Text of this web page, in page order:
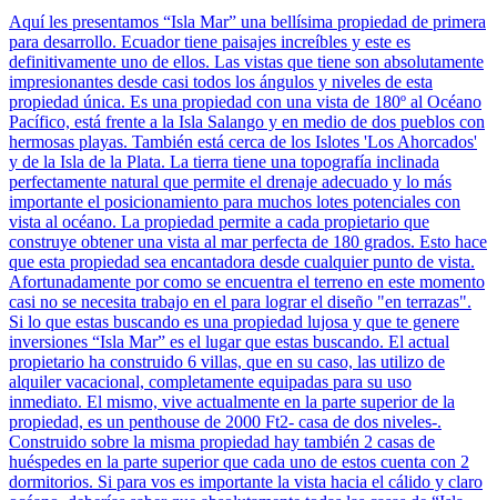
Aquí les presentamos “Isla Mar” una bellísima propiedad de primera
para desarrollo. Ecuador tiene paisajes increíbles y este es
definitivamente uno de ellos. Las vistas que tiene son absolutamente
impresionantes desde casi todos los ángulos y niveles de esta
propiedad única. Es una propiedad con una vista de 180º al Océano
Pacífico, está frente a la Isla Salango y en medio de dos pueblos con
hermosas playas. También está cerca de los Islotes 'Los Ahorcados'
y de la Isla de la Plata. La tierra tiene una topografía inclinada
perfectamente natural que permite el drenaje adecuado y lo más
importante el posicionamiento para muchos lotes potenciales con
vista al océano. La propiedad permite a cada propietario que
construye obtener una vista al mar perfecta de 180 grados. Esto hace
que esta propiedad sea encantadora desde cualquier punto de vista.
Afortunadamente por como se encuentra el terreno en este momento
casi no se necesita trabajo en el para lograr el diseño "en terrazas".
Si lo que estas buscando es una propiedad lujosa y que te genere
inversiones “Isla Mar” es el lugar que estas buscando. El actual
propietario ha construido 6 villas, que en su caso, las utilizo de
alquiler vacacional, completamente equipadas para su uso
inmediato. El mismo, vive actualmente en la parte superior de la
propiedad, es un penthouse de 2000 Ft2- casa de dos niveles-.
Construido sobre la misma propiedad hay también 2 casas de
huéspedes en la parte superior que cada uno de estos cuenta con 2
dormitorios. Si para vos es importante la vista hacia el cálido y claro